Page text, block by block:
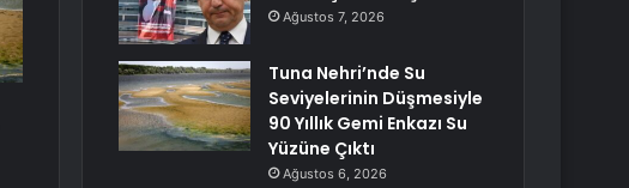
Ağustos 7, 2026
Tuna Nehri’nde Su
Seviyelerinin Düşmesiyle
90 Yıllık Gemi Enkazı Su
Yüzüne Çıktı
Ağustos 6, 2026